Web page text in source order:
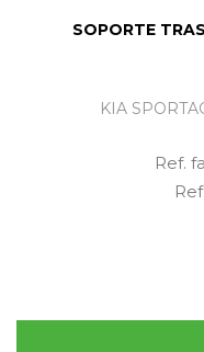
SOPORTE
KIA
Ref.